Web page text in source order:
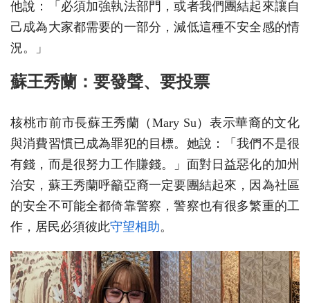
他說：「必須加強執法部門，或者我們團結起來讓自
己成為大家都需要的一部分，減低這種不安全感的情
況。」
蘇王秀蘭：要發聲、要投票
核桃市前市長蘇王秀蘭（Mary Su）表示華裔的文化
與消費習慣已成為罪犯的目標。她說：「我們不是很
有錢，而是很努力工作賺錢。」面對日益惡化的加州
治安，蘇王秀蘭呼籲亞裔一定要團結起來，因為社區
的安全不可能全都倚靠警察，警察也有很多繁重的工
作，居民必須彼此守望相助。